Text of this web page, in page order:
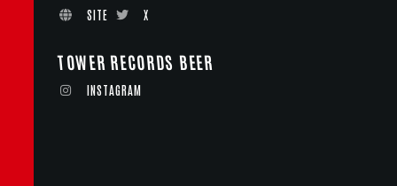
SITE X
TOWER RECORDS BEER
INSTAGRAM